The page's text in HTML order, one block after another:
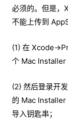
必须的。但是，
不能上传到
(1) 在 Xcode-
个 Mac Installer
(2) 然后登录开
的 Mac Installer
导入钥匙串；